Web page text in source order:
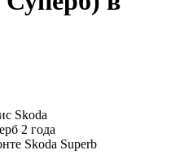
Skoda
2 года
Skoda Superb